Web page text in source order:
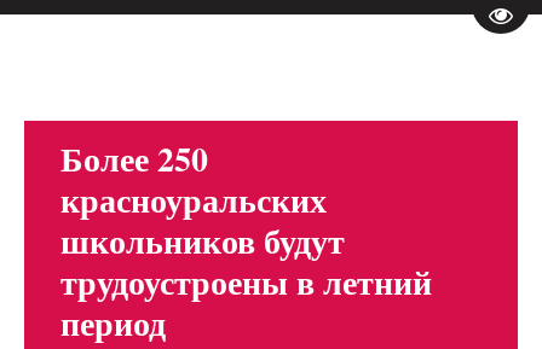
Более 250
красноуральских
школьников будут
трудоустроены в летний
период